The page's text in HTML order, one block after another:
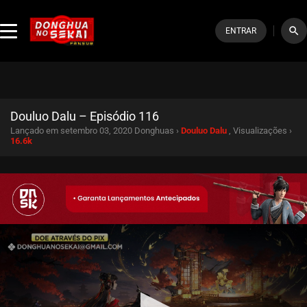
ENTRAR search
Douluo Dalu – Episódio 116
Lançado em setembro 03, 2020 Donghuas › Douluo Dalu , Visualizações ›
16.6k